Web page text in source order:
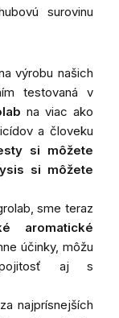
surovinu
výrobu našich
testovaná v
na viac ako
a človeku
si môžete
si môžete
sme teraz
aromatické
účinky, môžu
aj s
najprísnejších